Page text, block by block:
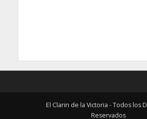
El Clarin de la Victoria - Todos los
Reservados